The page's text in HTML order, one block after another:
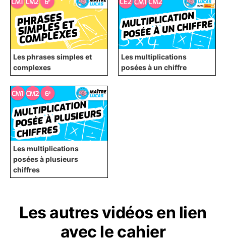
Les phrases simples et
complexes
Les multiplications
posées à un chiffre
Les multiplications
posées à plusieurs
chiffres
Les autres vidéos en lien
avec le cahier